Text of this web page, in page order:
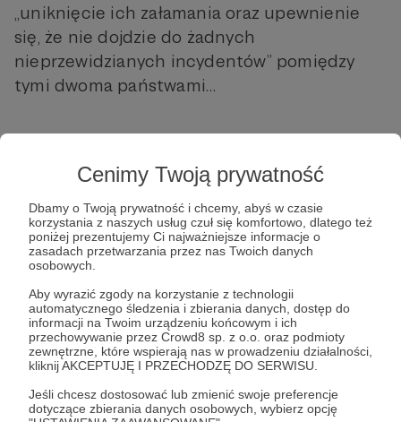
Cenimy Twoją prywatność
Dbamy o Twoją prywatność i chcemy, abyś w czasie
korzystania z naszych usług czuł się komfortowo, dlatego też
poniżej prezentujemy Ci najważniejsze informacje o
zasadach przetwarzania przez nas Twoich danych
osobowych.
Aby wyrazić zgody na korzystanie z technologii
automatycznego śledzenia i zbierania danych, dostęp do
informacji na Twoim urządzeniu końcowym i ich
przechowywanie przez Crowd8 sp. z o.o. oraz podmioty
zewnętrzne, które wspierają nas w prowadzeniu działalności,
kliknij AKCEPTUJĘ I PRZECHODZĘ DO SERWISU.
Jeśli chcesz dostosować lub zmienić swoje preferencje
dotyczące zbierania danych osobowych, wybierz opcję
„uniknięcie ich załamania oraz upewnienie
się, że nie dojdzie do żadnych
nieprzewidzianych incydentów” pomiędzy
tymi dwoma państwami…
Post dostępny tylko dla Patronów
Aby zobaczyć ten materiał musisz być zalogowany
Zostań Patronem
Zaloguj się